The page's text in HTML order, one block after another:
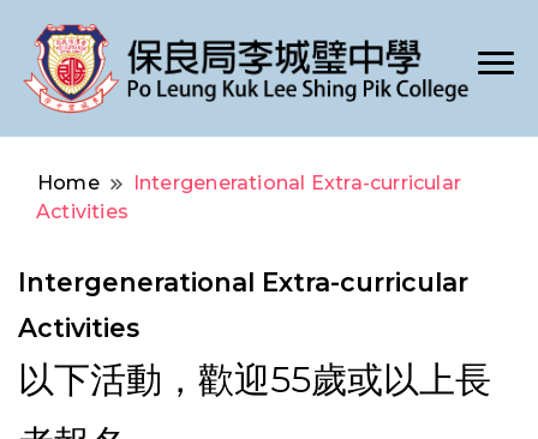
Po Leung Kuk Lee Shing Pik College
Home
Intergenerational Extra-curricular
Activities
Intergenerational Extra-curricular
Activities
以下活動，歡迎55歲或以上長